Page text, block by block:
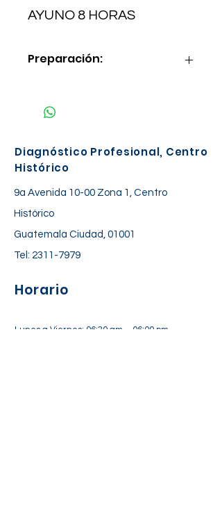
AYUNO 8 HORAS
Preparación:
Diagnóstico Profesional, Centro
Histórico
9a Avenida 10-00 Zona 1, Centro
Histórico
Guatemala Ciudad, 01001
Tel: 2311-7979
Horario
Lunes a Viernes: 06:30 am – 06:00 pm